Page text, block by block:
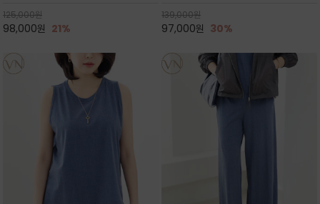
등과 밸런스를 맞춥니다
125,000원
98,000원 21%
가볍게 비치는 세련된후드
139,000원
97,000원 30%